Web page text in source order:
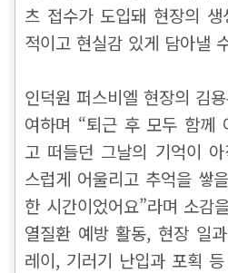
츠 접수가 도입돼 현장의
적이고 현실감 있게 담아낼
인덕원 퍼스비엘 현장의 김
여하며 “퇴근 후 모두 함께
고 떠들던 그날의 기억이
스럽게 어울리고 추억을 쌓
한 시간이었어요”라며 소감
열질환 예방 활동, 현장 일
레이, 기러기 난입과 포획